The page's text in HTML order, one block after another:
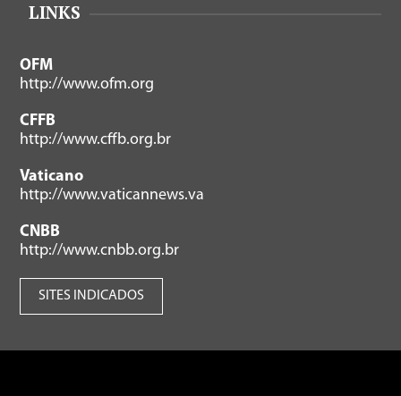
LINKS
OFM
http://www.ofm.org
CFFB
http://www.cffb.org.br
Vaticano
http://www.vaticannews.va
CNBB
http://www.cnbb.org.br
SITES INDICADOS